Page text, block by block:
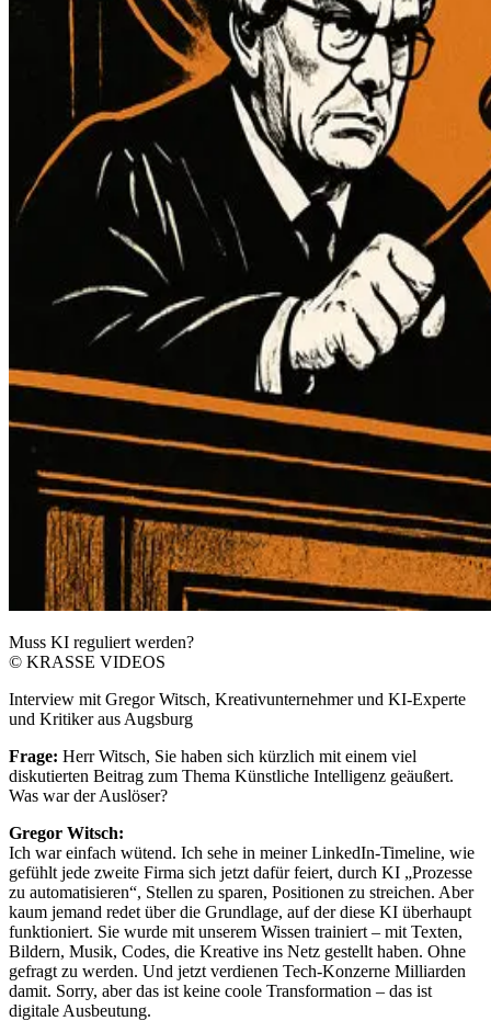
Muss KI reguliert werden?
© KRASSE VIDEOS
Interview mit Gregor Witsch, Kreativunternehmer und KI-Experte
und Kritiker aus Augsburg
Frage: Herr Witsch, Sie haben sich kürzlich mit einem viel
diskutierten Beitrag zum Thema Künstliche Intelligenz geäußert.
Was war der Auslöser?
Gregor Witsch:
Ich war einfach wütend. Ich sehe in meiner LinkedIn-Timeline, wie
gefühlt jede zweite Firma sich jetzt dafür feiert, durch KI „Prozesse
zu automatisieren“, Stellen zu sparen, Positionen zu streichen. Aber
kaum jemand redet über die Grundlage, auf der diese KI überhaupt
funktioniert. Sie wurde mit unserem Wissen trainiert – mit Texten,
Bildern, Musik, Codes, die Kreative ins Netz gestellt haben. Ohne
gefragt zu werden. Und jetzt verdienen Tech-Konzerne Milliarden
damit. Sorry, aber das ist keine coole Transformation – das ist
digitale Ausbeutung.